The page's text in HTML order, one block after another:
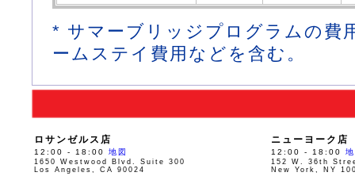
* サマーブリッジプログラムの費
ームステイ費用などを含む。
ロサンゼルス店
12:00 - 18:00 地図
1650 Westwood Blvd. Suite 300
Los Angeles, CA 90024
ニューヨーク店
12:00 - 18:00
152 W. 36th
New York, NY